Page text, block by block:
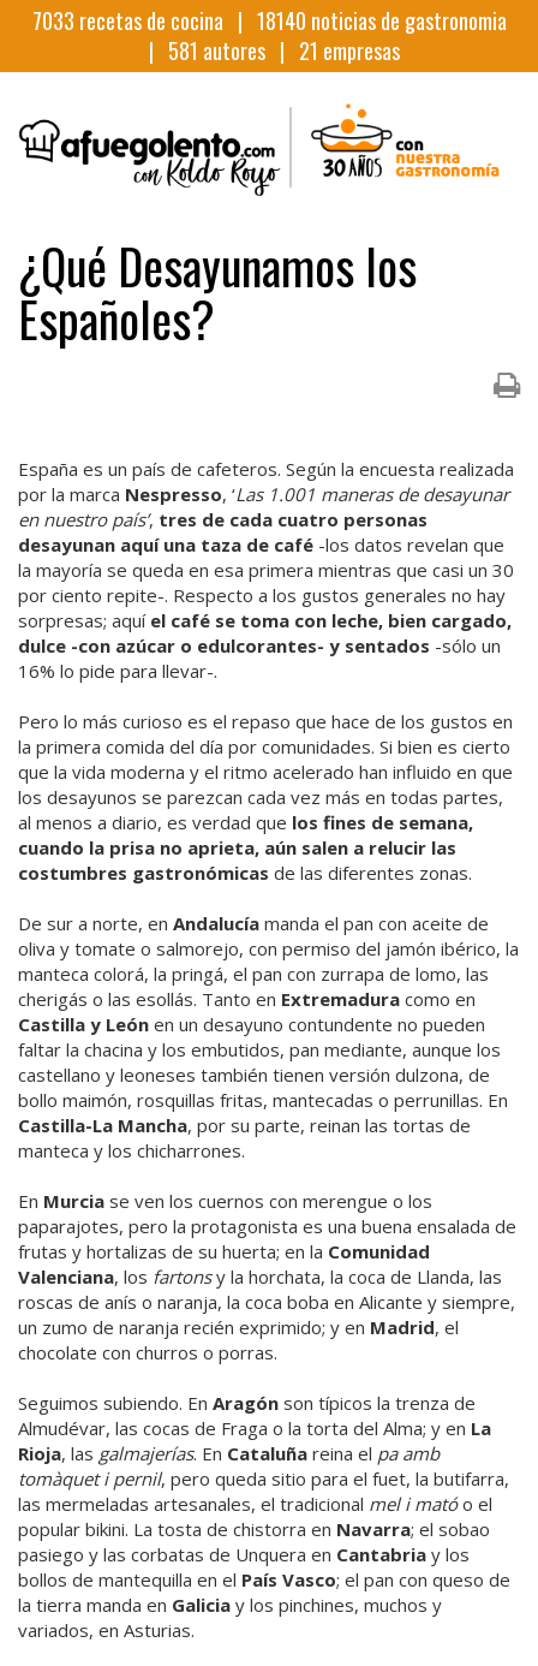
7033 recetas de cocina | 18140 noticias de gastronomia
| 581 autores | 21 empresas
¿Qué Desayunamos los
Españoles?
España es un país de cafeteros. Según la encuesta realizada
por la marca Nespresso, ‘Las 1.001 maneras de desayunar
en nuestro país’, tres de cada cuatro personas
desayunan aquí una taza de café -los datos revelan que
la mayoría se queda en esa primera mientras que casi un 30
por ciento repite-. Respecto a los gustos generales no hay
sorpresas; aquí el café se toma con leche, bien cargado,
dulce -con azúcar o edulcorantes- y sentados -sólo un
16% lo pide para llevar-.
Pero lo más curioso es el repaso que hace de los gustos en
la primera comida del día por comunidades. Si bien es cierto
que la vida moderna y el ritmo acelerado han influido en que
los desayunos se parezcan cada vez más en todas partes,
al menos a diario, es verdad que los fines de semana,
cuando la prisa no aprieta, aún salen a relucir las
costumbres gastronómicas de las diferentes zonas.
De sur a norte, en Andalucía manda el pan con aceite de
oliva y tomate o salmorejo, con permiso del jamón ibérico, la
manteca colorá, la pringá, el pan con zurrapa de lomo, las
cherigás o las esollás. Tanto en Extremadura como en
Castilla y León en un desayuno contundente no pueden
faltar la chacina y los embutidos, pan mediante, aunque los
castellano y leoneses también tienen versión dulzona, de
bollo maimón, rosquillas fritas, mantecadas o perrunillas. En
Castilla-La Mancha, por su parte, reinan las tortas de
manteca y los chicharrones.
En Murcia se ven los cuernos con merengue o los
paparajotes, pero la protagonista es una buena ensalada de
frutas y hortalizas de su huerta; en la Comunidad
Valenciana, los fartonsy la horchata, la coca de Llanda, las
roscas de anís o naranja, la coca boba en Alicante y siempre,
un zumo de naranja recién exprimido; y en Madrid, el
chocolate con churros o porras.
Seguimos subiendo. En Aragón son típicos la trenza de
Almudévar, las cocas de Fraga o la torta del Alma; y en La
Rioja, las galmajerías. En Cataluña reina el pa amb
tomàquet i pernil, pero queda sitio para el fuet, la butifarra,
las mermeladas artesanales, el tradicional mel i matóo el
popular bikini. La tosta de chistorra en Navarra; el sobao
pasiego y las corbatas de Unquera en Cantabria y los
bollos de mantequilla en el País Vasco; el pan con queso de
la tierra manda en Galicia y los pinchines, muchos y
variados, en Asturias.